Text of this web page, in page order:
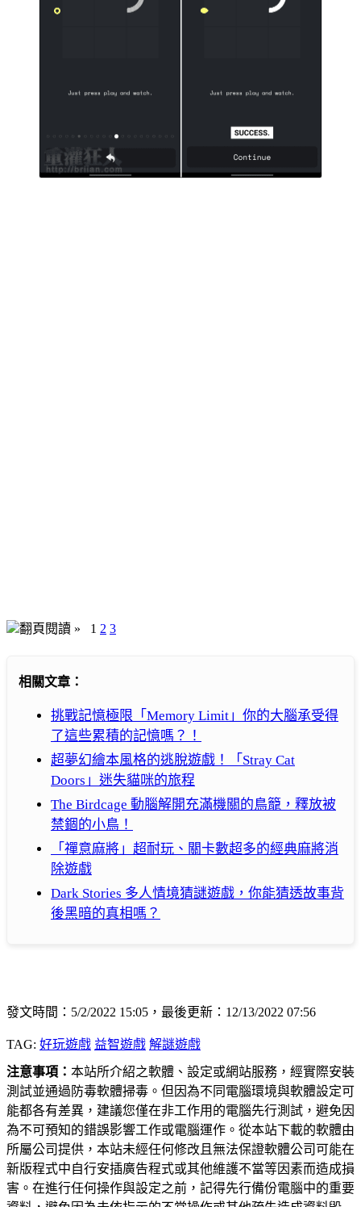
翻頁閱讀 » 1 2 3
相關文章：
挑戰記憶極限「Memory Limit」你的大腦承受得
了這些累積的記憶嗎？！
超夢幻繪本風格的逃脫遊戲！「Stray Cat
Doors」迷失貓咪的旅程
The Birdcage 動腦解開充滿機關的鳥籠，釋放被
禁錮的小鳥！
「禪意麻將」超耐玩、關卡數超多的經典麻將消
除遊戲
Dark Stories 多人情境猜謎遊戲，你能猜透故事背
後黑暗的真相嗎？
發文時間：5/2/2022 15:05，最後更新：12/13/2022 07:56
TAG: 好玩遊戲 益智遊戲 解謎遊戲
注意事項： 本站所介紹之軟體、設定或網站服務，經實際安裝
測試並通過防毒軟體掃毒。但因為不同電腦環境與軟體設定可
能都各有差異，建議您僅在非工作用的電腦先行測試，避免因
為不可預知的錯誤影響工作或電腦運作。從本站下載的軟體由
所屬公司提供，本站未經任何修改且無法保證軟體公司可能在
新版程式中自行安插廣告程式或其他維護不當等因素而造成損
害。在進行任何操作與設定之前，記得先行備份電腦中的重要